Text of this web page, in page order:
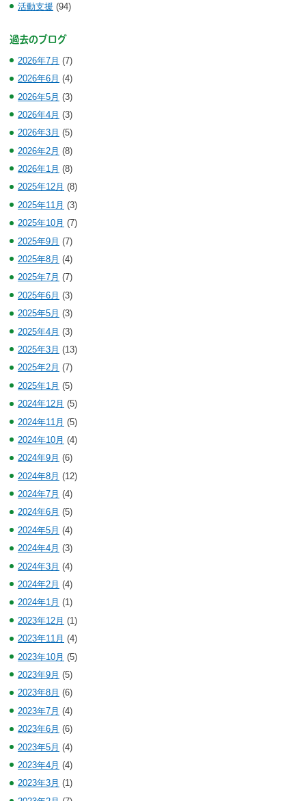
活動支援 (94)
過去のブログ
2026年7月 (7)
2026年6月 (4)
2026年5月 (3)
2026年4月 (3)
2026年3月 (5)
2026年2月 (8)
2026年1月 (8)
2025年12月 (8)
2025年11月 (3)
2025年10月 (7)
2025年9月 (7)
2025年8月 (4)
2025年7月 (7)
2025年6月 (3)
2025年5月 (3)
2025年4月 (3)
2025年3月 (13)
2025年2月 (7)
2025年1月 (5)
2024年12月 (5)
2024年11月 (5)
2024年10月 (4)
2024年9月 (6)
2024年8月 (12)
2024年7月 (4)
2024年6月 (5)
2024年5月 (4)
2024年4月 (3)
2024年3月 (4)
2024年2月 (4)
2024年1月 (1)
2023年12月 (1)
2023年11月 (4)
2023年10月 (5)
2023年9月 (5)
2023年8月 (6)
2023年7月 (4)
2023年6月 (6)
2023年5月 (4)
2023年4月 (4)
2023年3月 (1)